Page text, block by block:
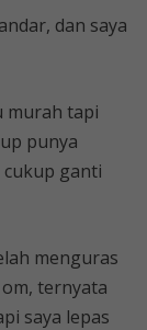
dan saya
murah tapi
punya
cukup ganti
menguras
ternyata
saya lepas